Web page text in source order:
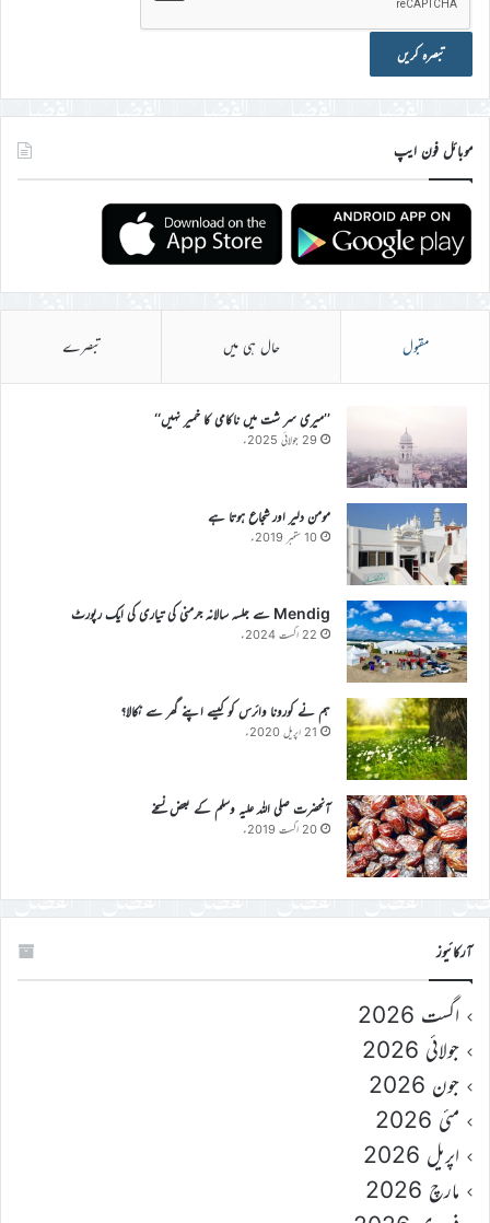
موبائل فون ایپ
مقبول حال ہی میں تبصرے
’’میری سر شت میں ناکامی کا خمیر نہیں‘‘
29 جولائی 2025ء
مومن دلیر اور شجاع ہوتا ہے
10 ستمبر 2019ء
Mendig سے جلسہ سالانہ جرمنی کی تیاری کی ایک رپورٹ
22 اگست 2024ء
ہم نے کورونا وائرس کو کیسے اپنے گھر سے نکالا؟
21 اپریل 2020ء
آنحضرت صلی اللہ علیہ وسلم کے بعض نسخے
20 اگست 2019ء
آرکائیوز
اگست 2026
جولائی 2026
جون 2026
مئی 2026
اپریل 2026
مارچ 2026